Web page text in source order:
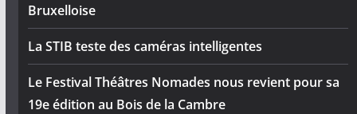
Bruxelloise
La STIB teste des caméras intelligentes
Le Festival Théâtres Nomades nous revient pour sa
19e édition au Bois de la Cambre